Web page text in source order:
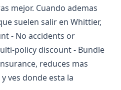
mejor. Cuando ademas
suelen salir en Whittier,
- No accidents or
policy discount - Bundle
reduces mas
ves donde esta la